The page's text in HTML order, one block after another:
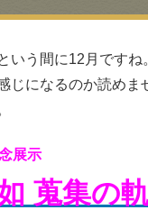
いう間に12月ですね
じになるのか読めま
展示
蒐集の